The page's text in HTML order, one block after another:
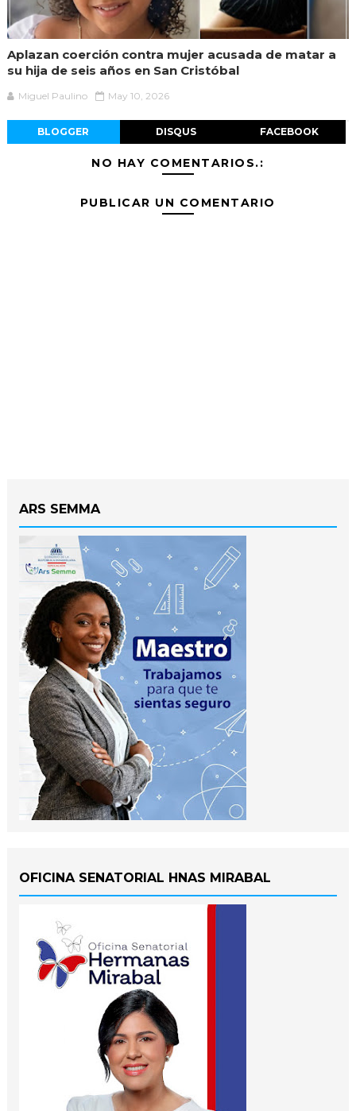
Aplazan coerción contra mujer acusada de matar a
su hija de seis años en San Cristóbal
Miguel Paulino May 10, 2026
BLOGGER DISQUS FACEBOOK
NO HAY COMENTARIOS.:
PUBLICAR UN COMENTARIO
ARS SEMMA
OFICINA SENATORIAL HNAS MIRABAL